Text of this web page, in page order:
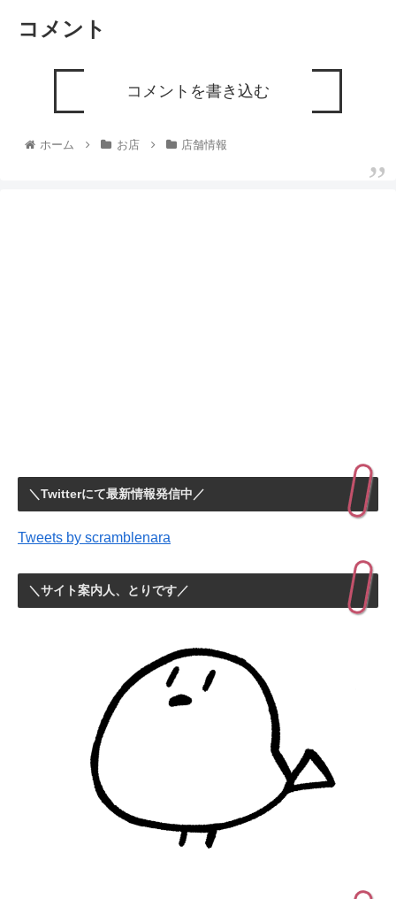
コメント
コメントを書き込む
ホーム お店 店舗情報
＼Twitterにて最新情報発信中／
Tweets by scramblenara
＼サイト案内人、とりです／